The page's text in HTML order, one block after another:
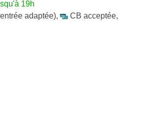
19h
adaptée), CB acceptée,